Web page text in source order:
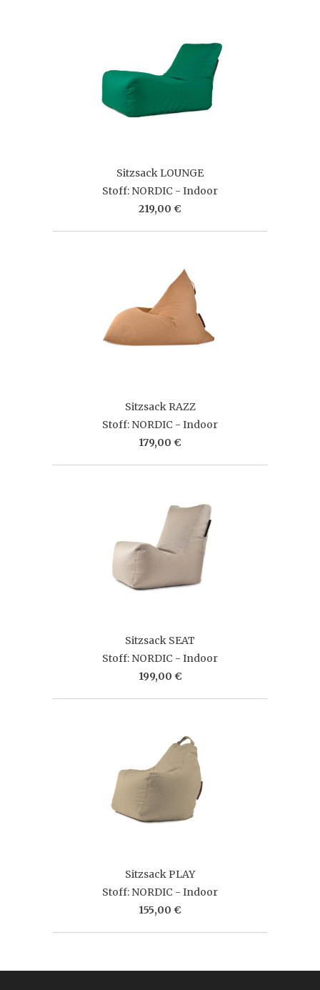
Sitzsack LOUNGE
Stoff: NORDIC - Indoor
219,00 €
Sitzsack RAZZ
Stoff: NORDIC - Indoor
179,00 €
Sitzsack SEAT
Stoff: NORDIC - Indoor
199,00 €
Sitzsack PLAY
Stoff: NORDIC - Indoor
155,00 €